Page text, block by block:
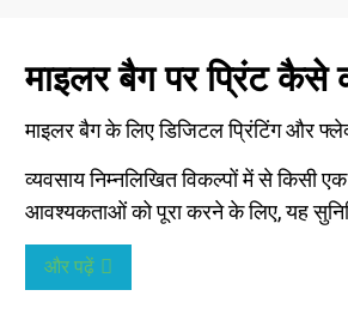
माइलर बैग पर प्रिंट कैसे
माइलर बैग के लिए डिजिटल प्रिंटिंग और
व्यवसाय निम्नलिखित विकल्पों में से किसी
आवश्यकताओं को पूरा करने के लिए, यह
और पढ़ें